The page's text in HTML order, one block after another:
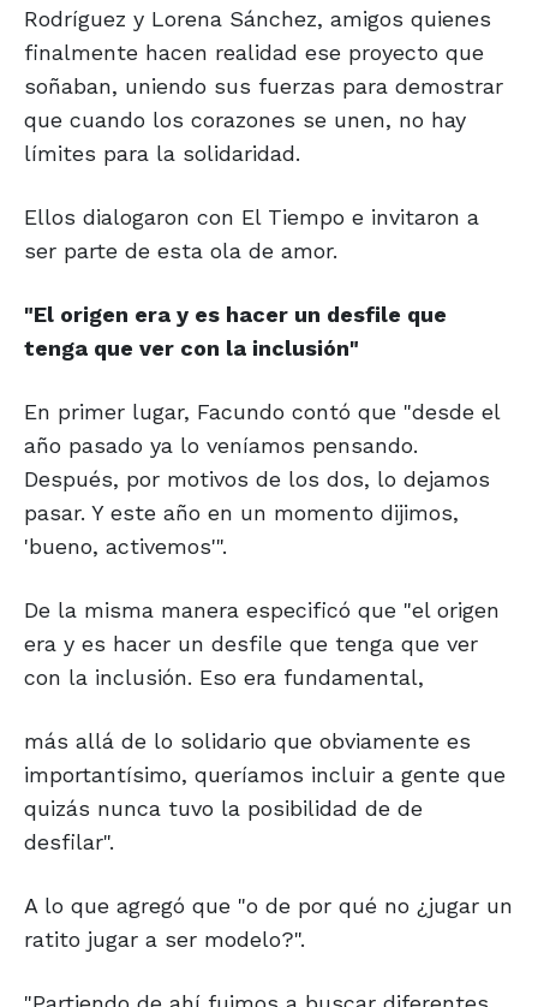
Rodríguez y Lorena Sánchez, amigos quienes
finalmente hacen realidad ese proyecto que
soñaban, uniendo sus fuerzas para demostrar
que cuando los corazones se unen, no hay
límites para la solidaridad.
Ellos dialogaron con El Tiempo e invitaron a
ser parte de esta ola de amor.
"El origen era y es hacer un desfile que
tenga que ver con la inclusión"
En primer lugar, Facundo contó que "desde el
año pasado ya lo veníamos pensando.
Después, por motivos de los dos, lo dejamos
pasar. Y este año en un momento dijimos,
'bueno, activemos'".
De la misma manera especificó que "el origen
era y es hacer un desfile que tenga que ver
con la inclusión. Eso era fundamental,
más allá de lo solidario que obviamente es
importantísimo, queríamos incluir a gente que
quizás nunca tuvo la posibilidad de de
desfilar".
A lo que agregó que "o de por qué no ¿jugar un
ratito jugar a ser modelo?".